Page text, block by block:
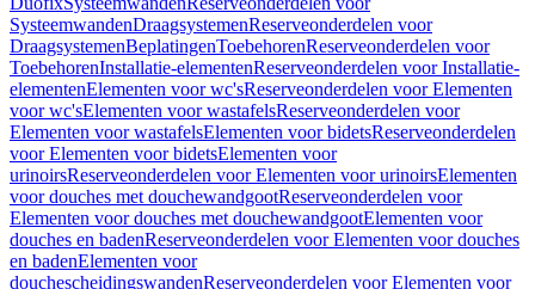
SysteemwandenDraagsystemenReserveonderdelen voor
DraagsystemenBeplatingenToebehorenReserveonderdelen voor
ToebehorenInstallatie-elementenReserveonderdelen voor Installatie-
elementenElementen voor wc'sReserveonderdelen voor Elementen
voor wc'sElementen voor wastafelsReserveonderdelen voor
Elementen voor wastafelsElementen voor bidetsReserveonderdelen
voor Elementen voor bidetsElementen voor
urinoirsReserveonderdelen voor Elementen voor urinoirsElementen
voor douches met douchewandgootReserveonderdelen voor
Elementen voor douches met douchewandgootElementen voor
douches en badenReserveonderdelen voor Elementen voor douches
en badenElementen voor
douchescheidingswandenReserveonderdelen voor Elementen voor